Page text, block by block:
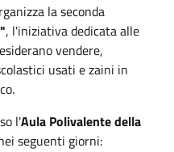
la seconda
, l'iniziativa dedicata alle
vendere,
usati e zaini in
l'Aula Polivalente della
seguenti giorni: